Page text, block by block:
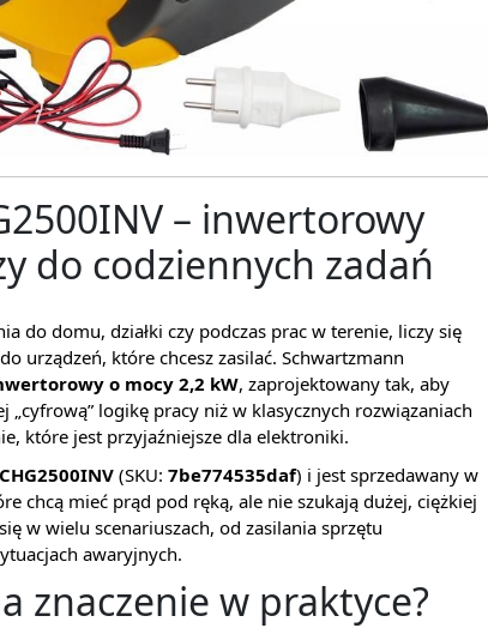
– inwertorowy
do codziennych zadań
do domu, działki czy podczas prac w terenie, liczy się
urządzeń, które chcesz zasilać. Schwartzmann
o mocy 2,2 kW, zaprojektowany tak, aby
logikę pracy niż w klasycznych rozwiązaniach
które jest przyjaźniejsze dla elektroniki.
(SKU: 7be774535daf) i jest sprzedawany w
chcą mieć prąd pod ręką, ale nie szukają dużej, ciężkiej
w wielu scenariuszach, od zasilania sprzętu
awaryjnych.
znaczenie w praktyce?